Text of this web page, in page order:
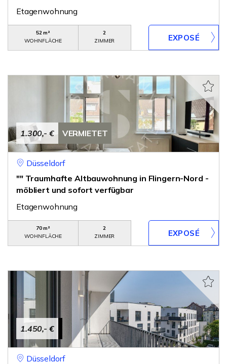
Etagenwohnung
52 m²
WOHNFLÄCHE
2
ZIMMER
1.300,- € VERMIETET
Düsseldorf
"" Traumhafte Altbauwohnung in Flingern-Nord -
möbliert und sofort verfügbar
Etagenwohnung
70 m²
WOHNFLÄCHE
2
ZIMMER
1.450,- €
Düsseldorf